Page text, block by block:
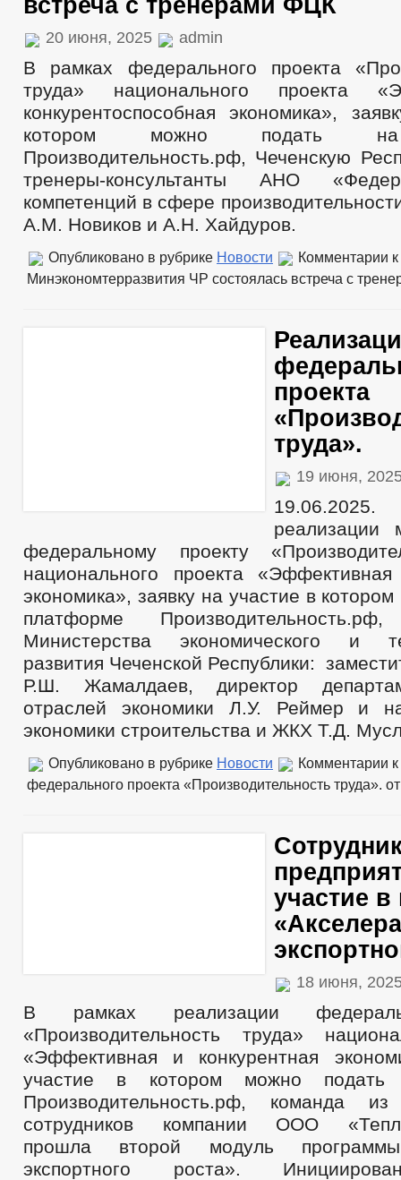
встреча с тренерами ФЦК
20 июня, 2025 admin
В рамках федерального проекта
труда» национального проекта
конкурентоспособная экономика»,
котором можно подать на
Производительность.рф, Чеченскую
тренеры-консультанты АНО
компетенций в сфере
А.М. Новиков и А.Н. Хайдуров.
Опубликовано в рубрике Новости Комментарии
Минэкономтерразвития ЧР состоялась встреча с
проекта
труда».
19 июня,
реализации
федеральному проекту
национального проекта
экономика», заявку на участие в
платформе Производительность.рф,
Министерства экономического и
развития Чеченской Республики:
Р.Ш. Жамалдаев, директор
отраслей экономики Л.У. Реймер и
экономики строительства и ЖКХ Т.Д.
Опубликовано в рубрике Новости Комментарии
федерального проекта «Производительность труда».
участие
18 июня,
В рамках реализации
«Производительность труда»
«Эффективная и конкурентная
участие в котором можно подать
Производительность.рф, команда
сотрудников компании ООО
прошла второй модуль программы
экспортного роста».